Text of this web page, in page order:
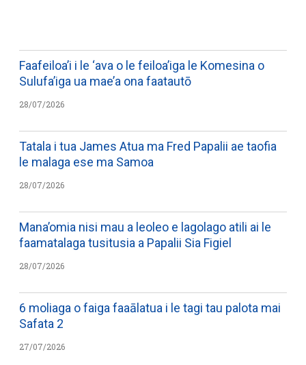
Faafeiloa’i i le ‘ava o le feiloa’iga le Komesina o
Sulufa’iga ua mae’a ona faatautō
28/07/2026
Tatala i tua James Atua ma Fred Papalii ae taofia
le malaga ese ma Samoa
28/07/2026
Mana’omia nisi mau a leoleo e lagolago atili ai le
faamatalaga tusitusia a Papalii Sia Figiel
28/07/2026
6 moliaga o faiga faaālatua i le tagi tau palota mai
Safata 2
27/07/2026